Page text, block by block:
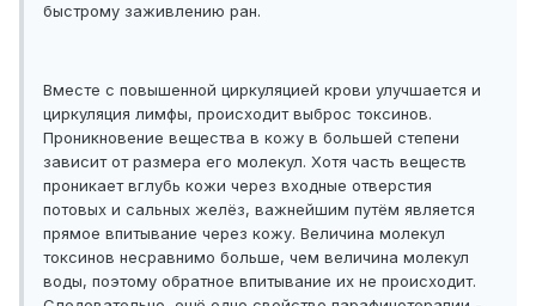
быстрому заживлению ран.
Вместе с повышенной циркуляцией крови улучшается и
циркуляция лимфы, происходит выброс токсинов.
Проникновение вещества в кожу в большей степени
зависит от размера его молекул. Хотя часть веществ
проникает вглубь кожи через входные отверстия
потовых и сальных желёз, важнейшим путём является
прямое впитывание через кожу. Величина молекул
токсинов несравнимо больше, чем величина молекул
воды, поэтому обратное впитывание их не происходит.